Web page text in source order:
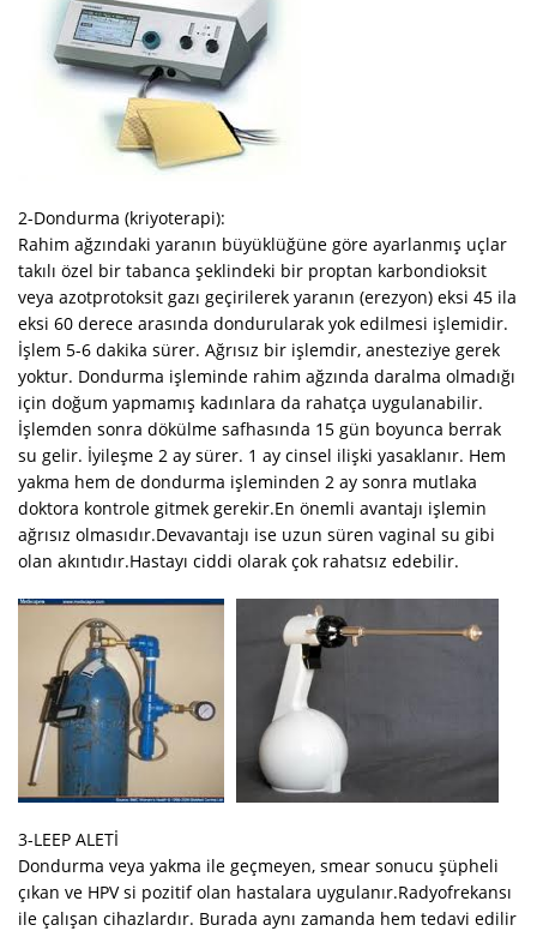
2-Dondurma (kriyoterapi):
Rahim ağzındaki yaranın büyüklüğüne göre ayarlanmış uçlar
takılı özel bir tabanca şeklindeki bir proptan karbondioksit
veya azotprotoksit gazı geçirilerek yaranın (erezyon) eksi 45 ila
eksi 60 derece arasında dondurularak yok edilmesi işlemidir.
İşlem 5-6 dakika sürer. Ağrısız bir işlemdir, anesteziye gerek
yoktur. Dondurma işleminde rahim ağzında daralma olmadığı
için doğum yapmamış kadınlara da rahatça uygulanabilir.
İşlemden sonra dökülme safhasında 15 gün boyunca berrak
su gelir. İyileşme 2 ay sürer. 1 ay cinsel ilişki yasaklanır. Hem
yakma hem de dondurma işleminden 2 ay sonra mutlaka
doktora kontrole gitmek gerekir.En önemli avantajı işlemin
ağrısız olmasıdır.Devavantajı ise uzun süren vaginal su gibi
olan akıntıdır.Hastayı ciddi olarak çok rahatsız edebilir.
3-LEEP ALETİ
Dondurma veya yakma ile geçmeyen, smear sonucu şüpheli
çıkan ve HPV si pozitif olan hastalara uygulanır.Radyofrekansı
ile çalışan cihazlardır. Burada aynı zamanda hem tedavi edilir